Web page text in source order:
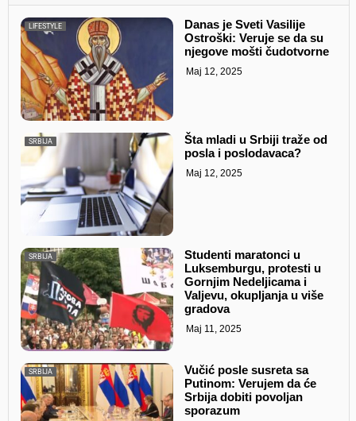
LIFESTYLE
Danas je Sveti Vasilije
Ostroški: Veruje se da su
njegove mošti čudotvorne
Maj 12, 2025
SRBIJA
Šta mladi u Srbiji traže od
posla i poslodavaca?
Maj 12, 2025
SRBIJA
Studenti maratonci u
Luksemburgu, protesti u
Gornjim Nedeljicama i
Valjevu, okupljanja u više
gradova
Maj 11, 2025
SRBIJA
Vučić posle susreta sa
Putinom: Verujem da će
Srbija dobiti povoljan
sporazum